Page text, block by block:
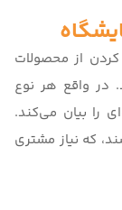
کردن از محصولات
در واقع هر نوع
را بیان می‌کند.
که نیاز مشتری